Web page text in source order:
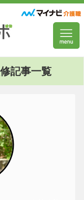
記事一覧